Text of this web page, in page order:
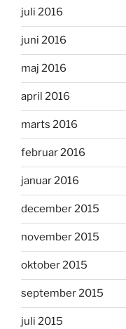
juli 2016
juni 2016
maj 2016
april 2016
marts 2016
februar 2016
januar 2016
december 2015
november 2015
oktober 2015
september 2015
juli 2015